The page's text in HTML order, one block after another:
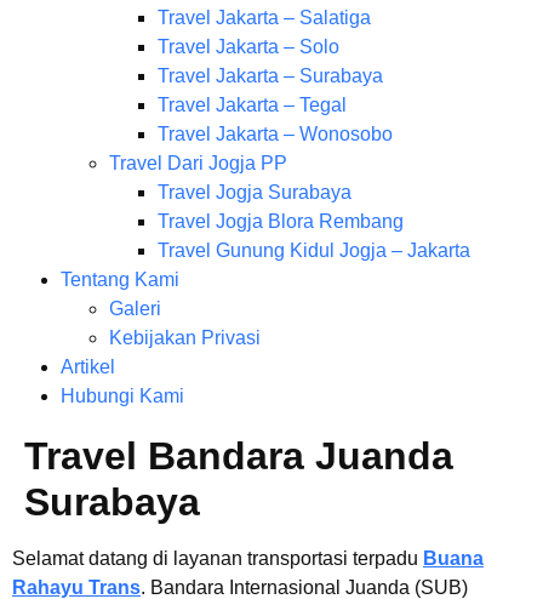
Travel Jakarta – Salatiga
Travel Jakarta – Solo
Travel Jakarta – Surabaya
Travel Jakarta – Tegal
Travel Jakarta – Wonosobo
Travel Dari Jogja PP
Travel Jogja Surabaya
Travel Jogja Blora Rembang
Travel Gunung Kidul Jogja – Jakarta
Tentang Kami
Galeri
Kebijakan Privasi
Artikel
Hubungi Kami
Travel Bandara Juanda
Surabaya
Selamat datang di layanan transportasi terpadu Buana
Rahayu Trans. Bandara Internasional Juanda (SUB)